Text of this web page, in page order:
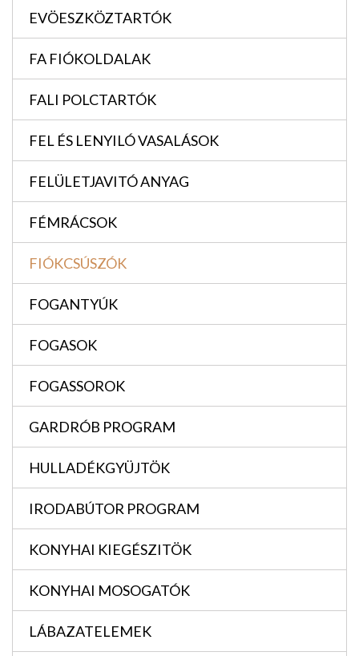
EVÖESZKÖZTARTÓK
FA FIÓKOLDALAK
FALI POLCTARTÓK
FEL ÉS LENYILÓ VASALÁSOK
FELÜLETJAVITÓ ANYAG
FÉMRÁCSOK
FIÓKCSÚSZÓK
FOGANTYÚK
FOGASOK
FOGASSOROK
GARDRÓB PROGRAM
HULLADÉKGYÜJTÖK
IRODABÚTOR PROGRAM
KONYHAI KIEGÉSZITÖK
KONYHAI MOSOGATÓK
LÁBAZATELEMEK